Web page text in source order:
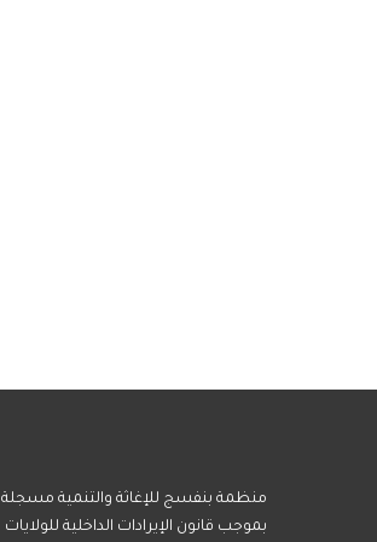
منظمة بنفسج للإغاثة والتنمية مسجلة
بموجب قانون الإيرادات الداخلية للولايات